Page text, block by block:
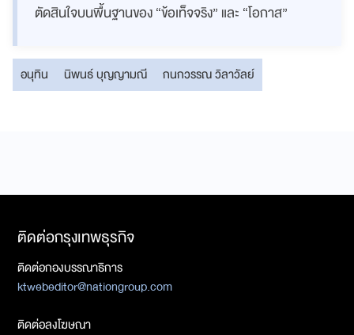
ตัดสินใจบนพื้นฐานของ “ข้อเท็จจริง” และ “โอกาส”
อนุทิน นิพนธ์ บุญญามณี กนกวรรณ วิลาวัลย์
ติดต่อกรุงเทพธุรกิจ
ติดต่อกองบรรณาธิการ
ktwebeditor@nationgroup.com
ติดต่อลงโฆษณา